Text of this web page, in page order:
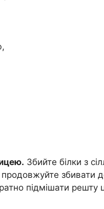
Збийте білки з
збивати
підмішати решту